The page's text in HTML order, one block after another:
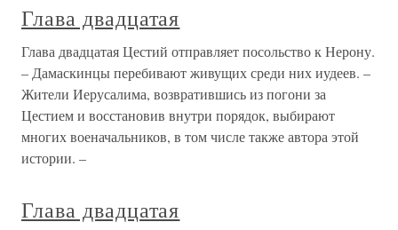
Глава двадцатая
Глава двадцатая Цестий отправляет посольство к Нерону.
– Дамаскинцы перебивают живущих среди них иудеев. –
Жители Иерусалима, возвратившись из погони за
Цестием и восстановив внутри порядок, выбирают
многих военачальников, в том числе также автора этой
истории. –
Глава двадцатая